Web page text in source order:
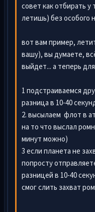
совет как отбирать
летишь) без особого
вот вам пример,
вашу), вы думаете,
выйдет... а теперь
1 подстраиваемся
разница в 10-40
2. высылаем флот в
на то что выслал
минут можно)
3 если планета не
попросту
разницей в 10-40
смог слить захват